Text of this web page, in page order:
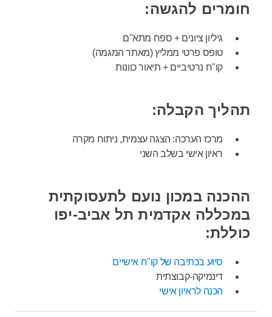
חומרים להגשה:
גיליון ציונים + ספח מתא"ם
טופס פרטי ממליץ (מאתר המגמה)
קו"ח נרטיביים + תיאור כוונות
תהליך הקבלה:
מרכז הערכה: הצגה עצמית, ניתוח מקרה
ראיון אישי בשלב השני
ההכנה במכון נועם לתעסוקתית
במכללה אקדמית תל אביב-יפו
כוללת:
סיוע בכתיבה של קו"ח אישיים
דינמיקה-קבוצתית
הכנה לראיון אישי